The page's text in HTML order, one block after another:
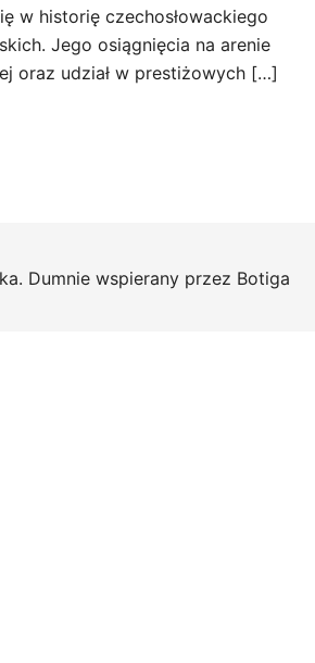
w historię czechosłowackiego
Jego osiągnięcia na arenie
oraz udział w prestiżowych […]
Dumnie wspierany przez Botiga